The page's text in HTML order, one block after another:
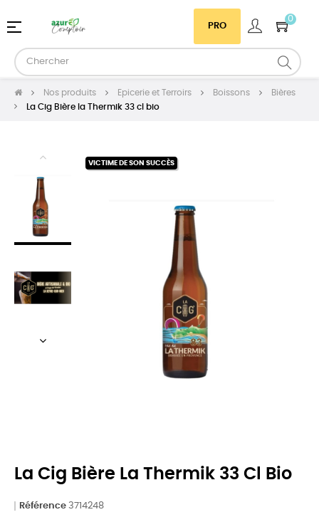
PRO
0
Basculer
navigation
☰
Nos produits Epicerie et Terroirs Boissons
Bières
La Cig Bière la Thermik 33 cl bio
VICTIME DE SON SUCCÈS
La Cig Bière La Thermik 33 Cl Bio
Référence 3714248